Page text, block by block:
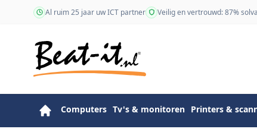
Ga naar de inhoudAl ruim 25 jaar uw ICT partner Veilig en vertrouwd: 87%
Computers Tv's & monitoren Printers &